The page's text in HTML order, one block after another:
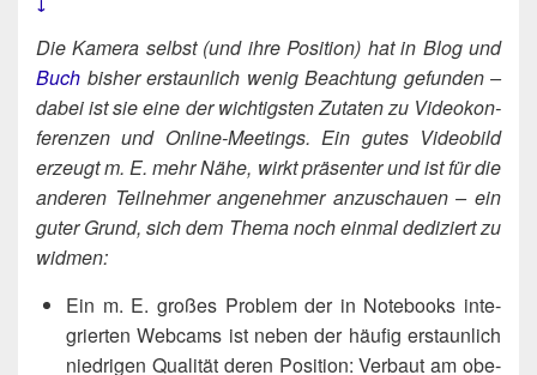
Die Kame­ra selbst (und ihre Posi­ti­on) hat in Blog und
Buch bis­her erstaun­lich wenig Beach­tung gefun­den –
dabei ist sie eine der wich­tigs­ten Zuta­ten zu Video­kon­
fe­ren­zen und Online-Mee­tings. Ein gutes Video­bild
erzeugt m. E. mehr Nähe, wirkt prä­sen­ter und ist für die
ande­ren Teil­neh­mer ange­neh­mer anzu­schau­en – ein
guter Grund, sich dem The­ma noch ein­mal dedi­ziert zu
widmen:
Ein m. E. gro­ßes Pro­blem der in Note­books inte­
grier­ten Web­cams ist neben der häu­fig erstaun­lich
nied­ri­gen Qua­li­tät deren Posi­ti­on: Ver­baut am obe­